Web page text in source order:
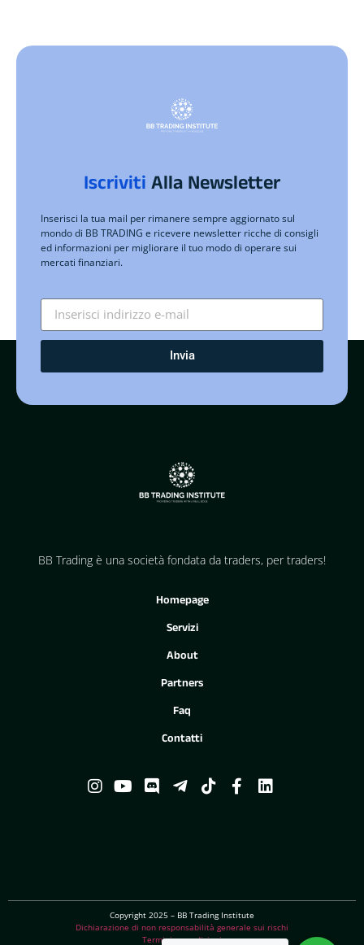
IscrivitiAlla Newsletter
Inserisci la tua mail per rimanere sempre aggiornato sul
mondo di BB TRADING e ricevere newsletter ricche di consigli
ed informazioni per migliorare il tuo modo di operare sui
mercati finanziari.
Invia
BB Trading è una società fondata da traders, per traders!
Homepage
Servizi
About
Partners
Faq
Contatti
Copyright 2025 – BB Trading Institute
Dichiarazione di non responsabilità generale sui rischi
Termini e condizioni